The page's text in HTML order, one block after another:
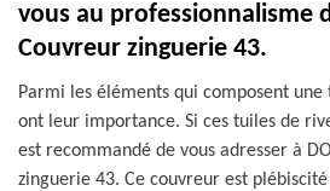
vous au professionnalisme
Couvreur zinguerie 43.
Parmi les éléments qui composent
ont leur importance. Si ces tuiles de
est recommandé de vous adresser à
zinguerie 43. Ce couvreur est